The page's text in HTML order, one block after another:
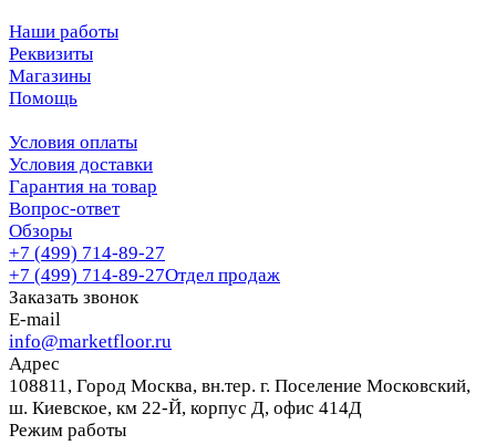
Наши работы
Реквизиты
Магазины
Помощь
Условия оплаты
Условия доставки
Гарантия на товар
Вопрос-ответ
Обзоры
+7 (499) 714-89-27
+7 (499) 714-89-27Отдел продаж
Заказать звонок
E-mail
info@marketfloor.ru
Адрес
108811, Город Москва, вн.тер. г. Поселение Московский,
ш. Киевское, км 22-Й, корпус Д, офис 414Д
Режим работы